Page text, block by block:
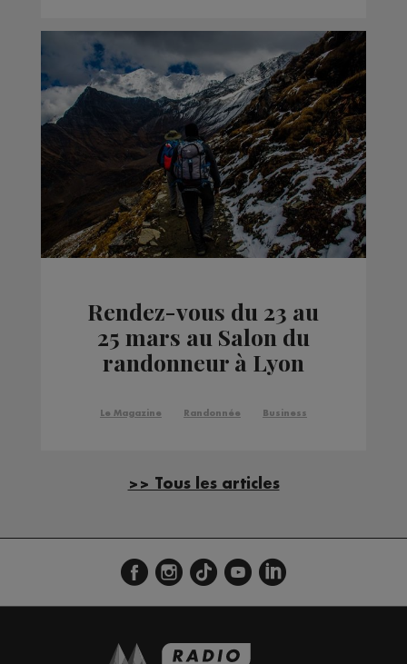
Rendez-vous du 23 au
25 mars au Salon du
randonneur à Lyon
Le Magazine Randonnée Business
>> Tous les articles